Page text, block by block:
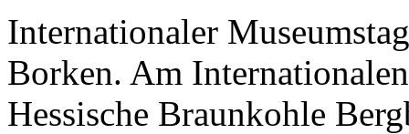
Internationaler
Borken. Am
Hessische Braunkohle